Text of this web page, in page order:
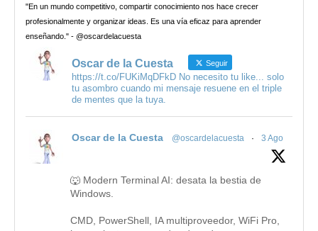
"En un mundo competitivo, compartir conocimiento nos hace crecer
profesionalmente y organizar ideas. Es una vía eficaz para aprender
enseñando." - @oscardelacuesta
Oscar de la Cuesta Seguir
https://t.co/FUKiMqDFkD No necesito tu like... solo
tu asombro cuando mi mensaje resuene en el triple
de mentes que la tuya.
Oscar de la Cuesta @oscardelacuesta · 3 Ago
🐺 Modern Terminal AI: desata la bestia de
Windows.
CMD, PowerShell, IA multiproveedor, WiFi Pro,